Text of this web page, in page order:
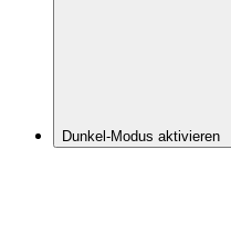
Dunkel-Modus aktivieren